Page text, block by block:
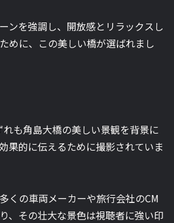
ンを強調し、開放感とリラックスし
めに、この美しい橋が選ばれまし
れも角島大橋の美しい景観を背景に
果的に伝えるために撮影されていま
くの車両メーカーや旅行会社のCM
、その壮大な景色は視聴者に強い印